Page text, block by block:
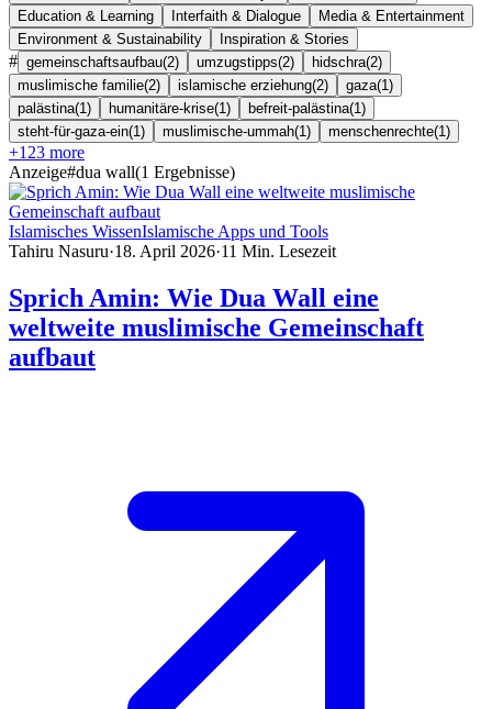
Education & Learning
Interfaith & Dialogue
Media & Entertainment
Environment & Sustainability
Inspiration & Stories
# gemeinschaftsaufbau(2) umzugstipps(2) hidschra(2)
muslimische familie(2) islamische erziehung(2) gaza(1 )
palästina(1 ) humanitäre-krise(1 ) befreit-palästina(1 )
steht-für-gaza-ein(1 ) muslimische-ummah(1 ) menschenrechte(1 )
+123 more
Anzeige#dua wall(1 Ergebnisse)
Islamisches WissenIslamische Apps und Tools
Tahiru Nasuru·18. April 2026·11 Min. Lesezeit
Sprich Amin: Wie Dua Wall eine
weltweite muslimische Gemeinschaft
aufbaut